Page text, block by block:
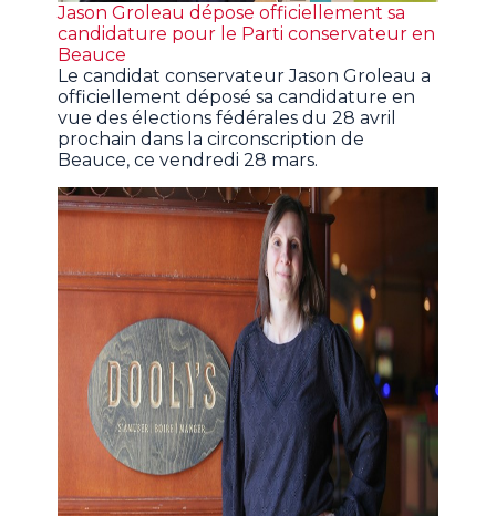
Jason Groleau dépose officiellement sa
candidature pour le Parti conservateur en
Beauce
Le candidat conservateur Jason Groleau a
officiellement déposé sa candidature en
vue des élections fédérales du 28 avril
prochain dans la circonscription de
Beauce, ce vendredi 28 mars.